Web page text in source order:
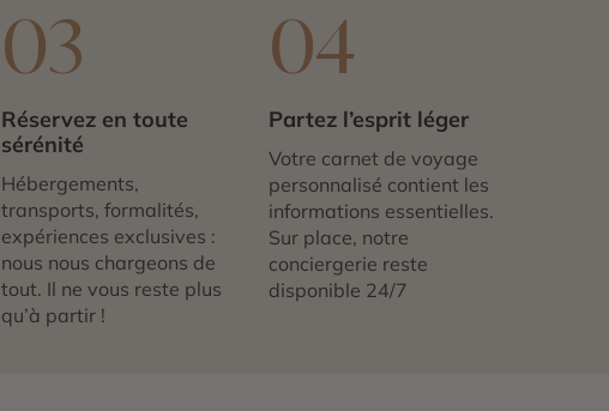
03
Réservez en toute
sérénité
Hébergements,
transports, formalités,
expériences exclusives :
nous nous chargeons de
tout. Il ne vous reste plus
qu’à partir !
04
Partez l’esprit léger
Votre carnet de voyage
personnalisé contient les
informations essentielles.
Sur place, notre
conciergerie reste
disponible 24/7